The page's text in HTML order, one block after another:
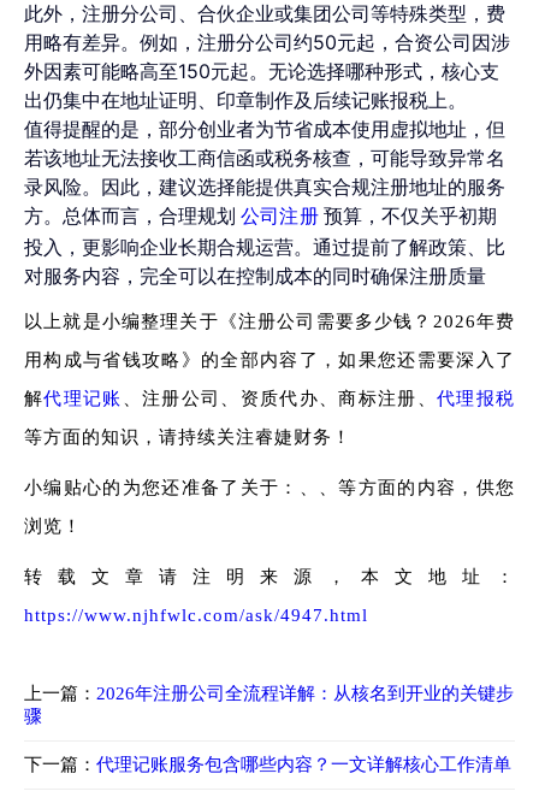
此外，注册分公司、合伙企业或集团公司等特殊类型，费
用略有差异。例如，注册分公司约50元起，合资公司因涉
外因素可能略高至150元起。无论选择哪种形式，核心支
出仍集中在地址证明、印章制作及后续记账报税上。
值得提醒的是，部分创业者为节省成本使用虚拟地址，但
若该地址无法接收工商信函或税务核查，可能导致异常名
录风险。因此，建议选择能提供真实合规注册地址的服务
方。总体而言，合理规划 公司注册 预算，不仅关乎初期
投入，更影响企业长期合规运营。通过提前了解政策、比
对服务内容，完全可以在控制成本的同时确保注册质量
以上就是小编整理关于《注册公司需要多少钱？2026年费
用构成与省钱攻略》的全部内容了，如果您还需要深入了
解代理记账 、注册公司、资质代办、商标注册、代理报税
等方面的知识，请持续关注睿婕财务！
小编贴心的为您还准备了关于：、、等方面的内容，供您
浏览！
转载文章请注明来源，本文地址：
https://www.njhfwlc.com/ask/4947.html
上一篇： 2026年注册公司全流程详解：从核名到开业的关键步
骤
下一篇： 代理记账服务包含哪些内容？一文详解核心工作清单